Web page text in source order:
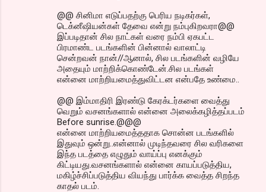
@@ சினிமா எடுப்பதற்கு பெரிய நடிகர்கள்,
டெக்னீஷியன்கள் தேவை என்று நம்புகிறவரா@@
இப்படிதான் சில நாட்கள் வரை நம்பி ஏகபட்ட
பிரமாண்ட படங்களின் பின்னால் வாலாட்டி
சென்றவன் நான்//ஆனால், சில படங்களின் வழியே
அதையும் மாற்றிக்கொண்டேன்.சில படங்கள்
என்னை மாற்றியமைத்துவிட்டன என்பதே உண்மை..
@@ இம்மாதிரி இரண்டு கேரக்டர்களை வைத்து
வெறும் வசனங்களால் என்னை அலைக்கழித்தப்படம்
Before sunrise.@@@
என்னை மாற்றியமைத்ததாக சொன்ன படங்களில்
இதுவும் ஒன்று..என்னால் முடிந்தவரை சில வரிகளை
இந்த படத்தை எழுதும் வாய்ப்பு எனக்கும்
கிட்டியது.வசனங்களால் என்னை காயப்படுத்திய,
மகிழ்ச்சிப்படுத்திய வியந்து பார்க்க வைத்த சிறந்த
காதல் படம்.